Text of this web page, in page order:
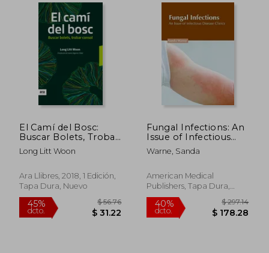
45%
dcto. $ 28.39
45%
El Camí del Bosc:
Buscar Bolets, Trobar
Consol (en Catalán)
Long Litt Woon
Ara Llibres, 2018, 1 Edición,
Tapa Dura, Nuevo
Fungal Infections: An
Issue of Infectious
Disease Clinics (en
Inglés)
Warne, Sanda
American Medical
Publishers, Tapa Dura,
Nuevo